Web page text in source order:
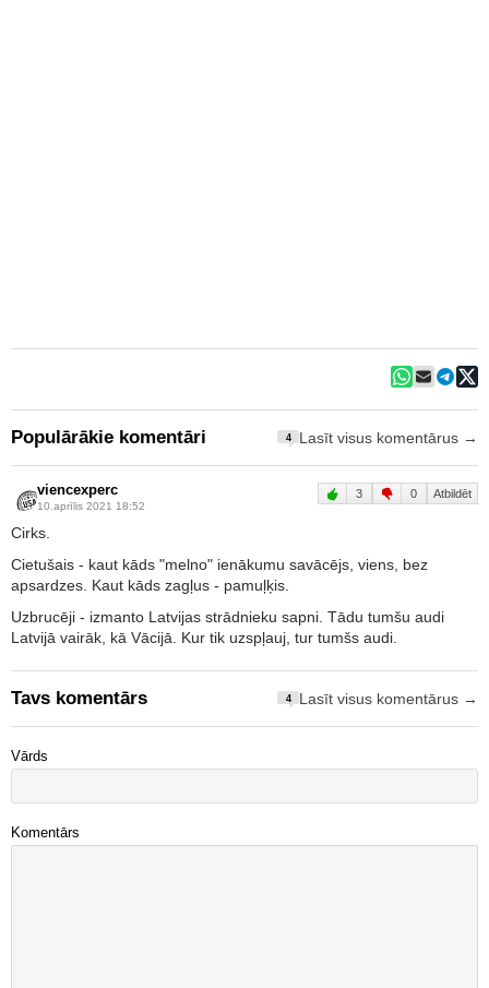
Populārākie komentāri 4 Lasīt visus komentārus →
viencexperc
10.aprīlis 2021 18:52
3 0 Atbildēt
Cirks.
Cietušais - kaut kāds "melno" ienākumu savācējs, viens, bez
apsardzes. Kaut kāds zagļus - pamuļķis.
Uzbrucēji - izmanto Latvijas strādnieku sapni. Tādu tumšu audi
Latvijā vairāk, kā Vācijā. Kur tik uzspļauj, tur tumšs audi.
Tavs komentārs 4 Lasīt visus komentārus →
Vārds
Komentārs